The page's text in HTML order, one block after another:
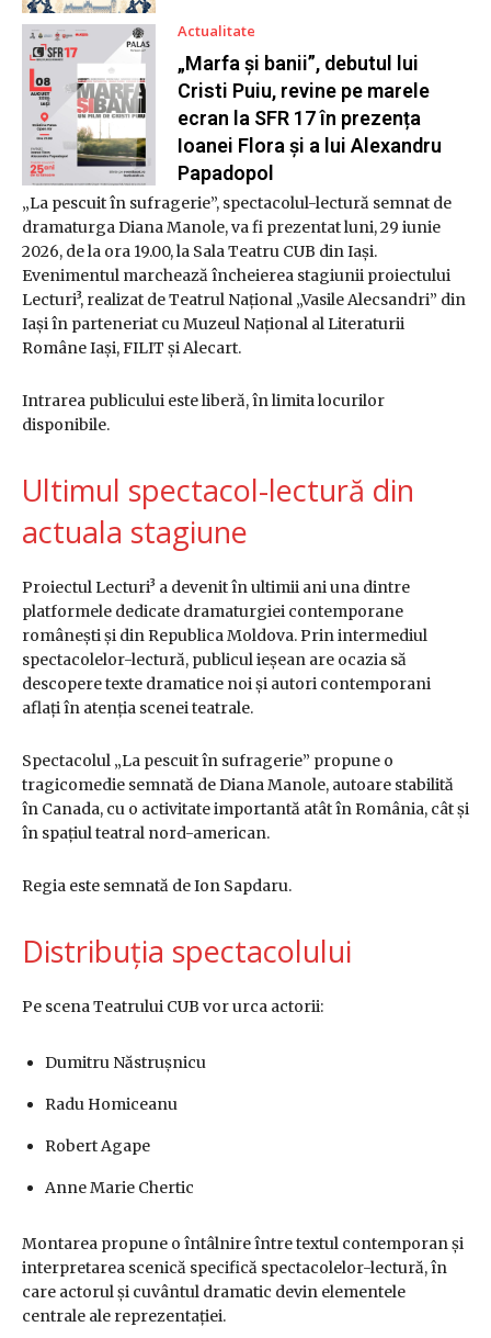
„La pescuit în sufragerie”, spectacolul-lectură semnat de
dramaturga Diana Manole, va fi prezentat luni, 29 iunie
2026, de la ora 19.00, la Sala Teatru CUB din Iași.
Evenimentul marchează încheierea stagiunii proiectului
Lecturi³, realizat de Teatrul Național „Vasile Alecsandri” din
Iași în parteneriat cu Muzeul Național al Literaturii
Române Iași, FILIT și Alecart.
Intrarea publicului este liberă, în limita locurilor
disponibile.
Ultimul spectacol-lectură din
actuala stagiune
Proiectul Lecturi³ a devenit în ultimii ani una dintre
platformele dedicate dramaturgiei contemporane
românești și din Republica Moldova. Prin intermediul
spectacolelor-lectură, publicul ieșean are ocazia să
descopere texte dramatice noi și autori contemporani
aflați în atenția scenei teatrale.
Spectacolul „La pescuit în sufragerie” propune o
tragicomedie semnată de Diana Manole, autoare stabilită
în Canada, cu o activitate importantă atât în România, cât și
în spațiul teatral nord-american.
Regia este semnată de Ion Sapdaru.
Distribuția spectacolului
Pe scena Teatrului CUB vor urca actorii:
Dumitru Năstrușnicu
Radu Homiceanu
Robert Agape
Anne Marie Chertic
Montarea propune o întâlnire între textul contemporan și
interpretarea scenică specifică spectacolelor-lectură, în
care actorul și cuvântul dramatic devin elementele
centrale ale reprezentației.
Actualitate
„Marfa și banii”, debutul lui
Cristi Puiu, revine pe marele
ecran la SFR 17 în prezența
Ioanei Flora și a lui Alexandru
Papadopol